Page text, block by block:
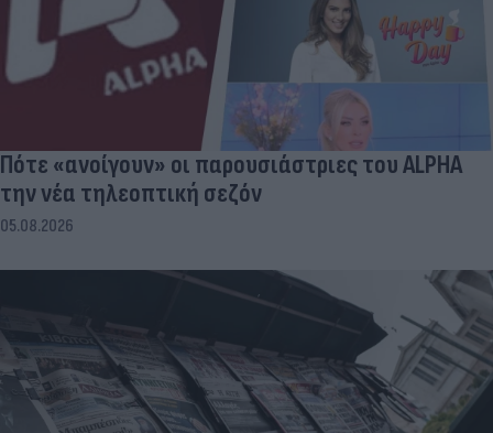
Πότε «ανοίγουν» οι παρουσιάστριες του ALPHA
την νέα τηλεοπτική σεζόν
05.08.2026